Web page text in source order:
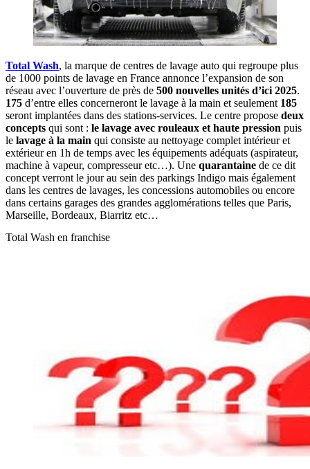
Total Wash, la marque de centres de lavage auto qui regroupe plus
de 1000 points de lavage en France annonce l’expansion de son
réseau avec l’ouverture de près de 500 nouvelles unités d’ici 2025.
175 d’entre elles concerneront le lavage à la main et seulement 185
seront implantées dans des stations-services. Le centre propose deux
concepts qui sont : le lavage avec rouleaux et haute pression puis
le lavage à la main qui consiste au nettoyage complet intérieur et
extérieur en 1h de temps avec les équipements adéquats (aspirateur,
machine à vapeur, compresseur etc…). Une quarantaine de ce dit
concept verront le jour au sein des parkings Indigo mais également
dans les centres de lavages, les concessions automobiles ou encore
dans certains garages des grandes agglomérations telles que Paris,
Marseille, Bordeaux, Biarritz etc…
Total Wash en franchise